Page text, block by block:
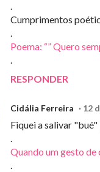
.
Cumprimentos
.
Poema: “” Quero
.
RESPONDER
Cidália Ferreira 12
Fiquei a salivar "bué"
.
Quando um gesto de
.